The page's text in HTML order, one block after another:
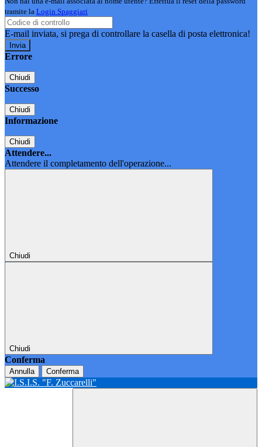
tramite la Login Spaggiari
E-mail inviata, si prega di controllare la casella di posta elettronica!
Errore
Chiudi
Successo
Chiudi
Informazione
Chiudi
Attendere...
Attendere il completamento dell'operazione...
Chiudi
Chiudi
Conferma
Annulla Conferma